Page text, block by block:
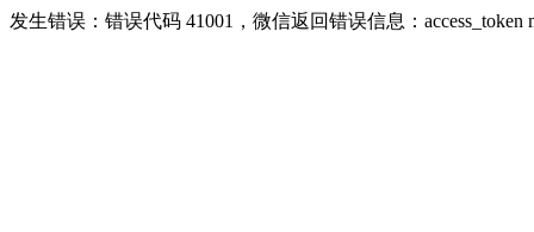
发生错误：错误代码 41001，微信返回错误信息：access_token